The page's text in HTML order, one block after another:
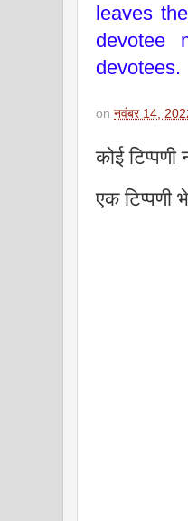
leaves
devotee
devotees.
on नवंबर 14,
कोई टिप्पणी
एक टिप्पणी